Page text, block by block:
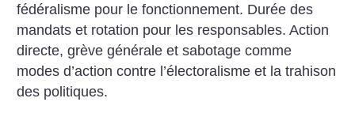
fédéralisme pour le fonctionnement. Durée des
mandats et rotation pour les responsables. Action
directe, grève générale et sabotage comme
modes d’action contre l’électoralisme et la trahison
des politiques.